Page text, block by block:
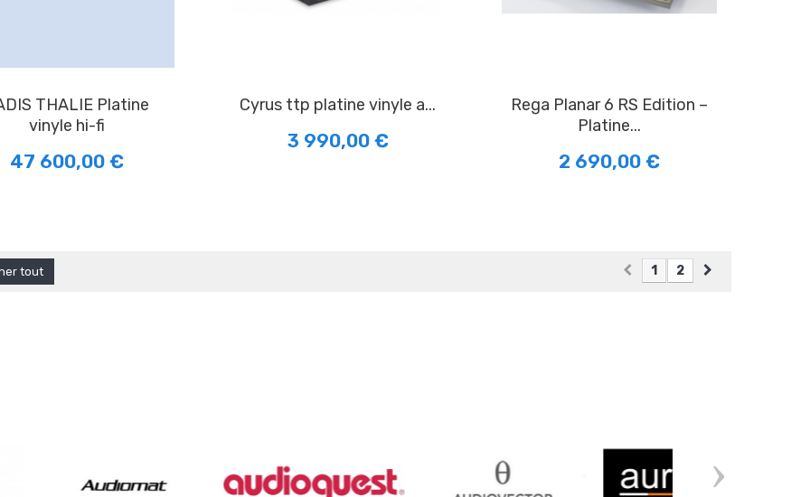
vinyle hi-fi
47 600,00 €
cyrus ttp platine vinyle a...
3 990,00 €
Rega Planar 6 RS Edition –
Platine...
2 690,00 €
tout 1 2